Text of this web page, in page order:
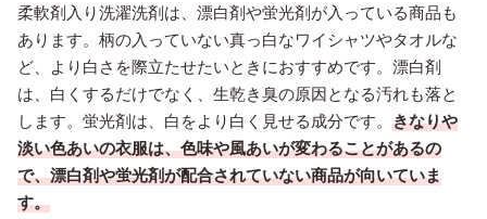
柔軟剤入り洗濯洗剤は、漂白剤や蛍光剤が入っている商品も
あります。柄の入っていない真っ白なワイシャツやタオルな
ど、より白さを際立たせたいときにおすすめです。漂白剤
は、白くするだけでなく、生乾き臭の原因となる汚れも落と
します。蛍光剤は、白をより白く見せる成分です。 きなりや
淡い色あいの衣服は、色味や風あいが変わることがあるの
で、漂白剤や蛍光剤が配合されていない商品が向いていま
す。